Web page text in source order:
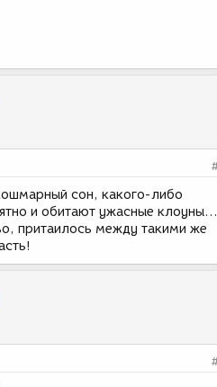
сон, какого-либо
и обитают ужасные клоуны...
притаилось между такими же